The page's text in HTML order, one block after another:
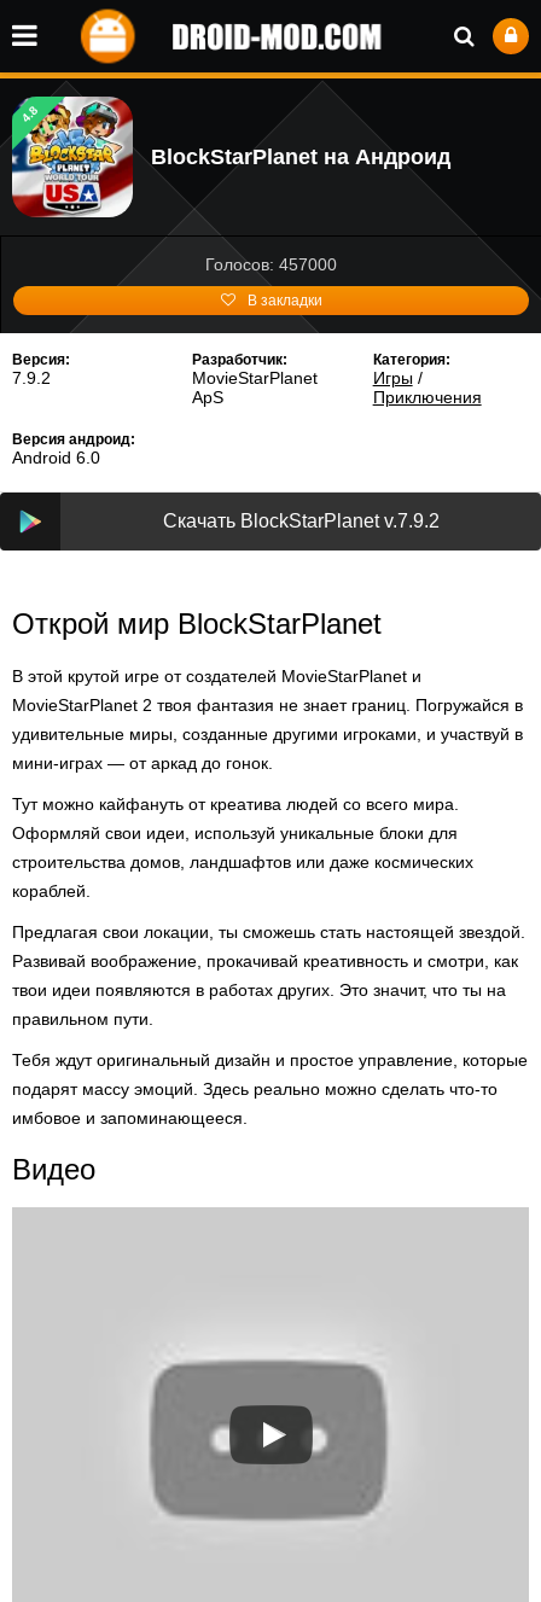
4.8
BlockStarPlanet на Андроид
Голосов: 457000
В закладки
Версия:
7.9.2
Разработчик:
MovieStarPlanet
ApS
Категория:
Игры/
Приключения
Версия андроид:
Android 6.0
Скачать BlockStarPlanet v.7.9.2
Открой мир BlockStarPlanet
В этой крутой игре от создателей MovieStarPlanet и
MovieStarPlanet 2 твоя фантазия не знает границ. Погружайся в
удивительные миры, созданные другими игроками, и участвуй в
мини-играх — от аркад до гонок.
Тут можно кайфануть от креатива людей со всего мира.
Оформляй свои идеи, используй уникальные блоки для
строительства домов, ландшафтов или даже космических
кораблей.
Предлагая свои локации, ты сможешь стать настоящей звездой.
Развивай воображение, прокачивай креативность и смотри, как
твои идеи появляются в работах других. Это значит, что ты на
правильном пути.
Тебя ждут оригинальный дизайн и простое управление, которые
подарят массу эмоций. Здесь реально можно сделать что-то
имбовое и запоминающееся.
Видео